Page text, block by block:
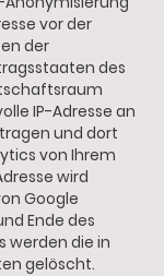
vor der
der
des
IP-Adresse an
und dort
von Ihrem
wird
Google
Ende des
werden die in
gelöscht.